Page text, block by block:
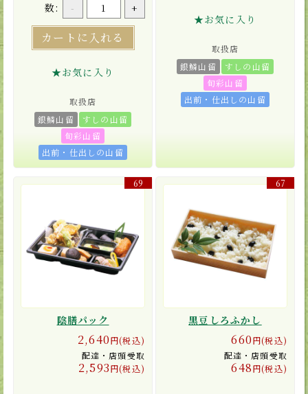
数: - +
カートに入れる
★お気に入り
取扱店
銀鱗山留
すしの山留
旬彩山留
出前・仕出しの山留
★お気に入り
取扱店
銀鱗山留
すしの山留
旬彩山留
出前・仕出しの山留
69
陰膳パック
2,640円(税込)
配達・店頭受取
2,593円(税込)
67
黒豆しろふかし
660円(税込)
配達・店頭受取
648円(税込)